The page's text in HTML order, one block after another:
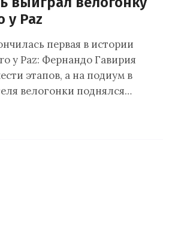
y Paz
первая в истории
y Paz: Фернандо Гавирия
этапов, а на подиум в
велогонки поднялся…